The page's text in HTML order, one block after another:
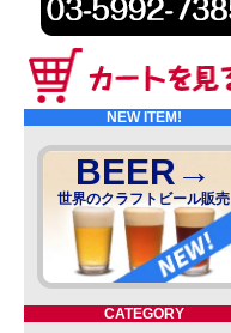
NEW ITEM!
BEER→
世界のクラフトビール販売
CATEGORY